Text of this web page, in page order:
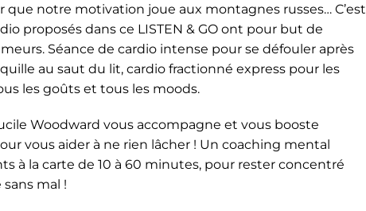
que notre motivation joue aux montagnes russes… C’est
proposés dans ce LISTEN & GO ont pour but de
Séance de cardio intense pour se défouler après
au saut du lit, cardio fractionné express pour les
les goûts et tous les moods.
Woodward vous accompagne et vous booste
vous aider à ne rien lâcher ! Un coaching mental
à la carte de 10 à 60 minutes, pour rester concentré
mal !